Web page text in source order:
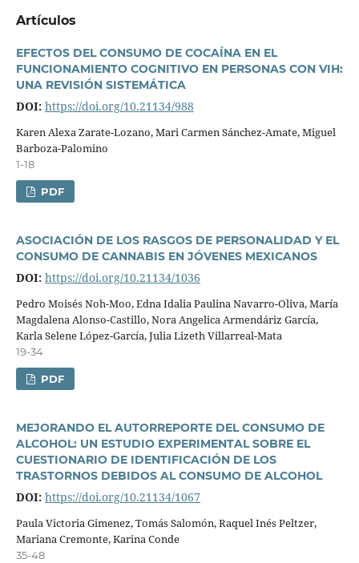
Artí­culos
EFECTOS DEL CONSUMO DE COCAÍNA EN EL
FUNCIONAMIENTO COGNITIVO EN PERSONAS CON VIH:
UNA REVISIÓN SISTEMÁTICA
DOI: https://doi.org/10.21134/988
Karen Alexa Zarate-Lozano, Mari Carmen Sánchez-Amate, Miguel
Barboza-Palomino
1-18
PDF
ASOCIACIÓN DE LOS RASGOS DE PERSONALIDAD Y EL
CONSUMO DE CANNABIS EN JÓVENES MEXICANOS
DOI: https://doi.org/10.21134/1036
Pedro Moisés Noh-Moo, Edna Idalia Paulina Navarro-Oliva, Marí­a
Magdalena Alonso-Castillo, Nora Angelica Armendáriz Garcí­a,
Karla Selene López-Garcí­a, Julia Lizeth Villarreal-Mata
19-34
PDF
MEJORANDO EL AUTORREPORTE DEL CONSUMO DE
ALCOHOL: UN ESTUDIO EXPERIMENTAL SOBRE EL
CUESTIONARIO DE IDENTIFICACIÓN DE LOS
TRASTORNOS DEBIDOS AL CONSUMO DE ALCOHOL
DOI: https://doi.org/10.21134/1067
Paula Victoria Gimenez, Tomás Salomón, Raquel Inés Peltzer,
Mariana Cremonte, Karina Conde
35-48